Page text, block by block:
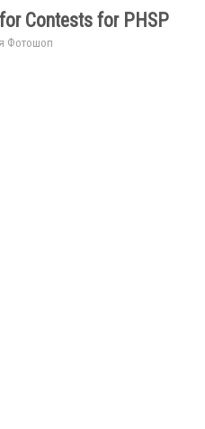
Contests for PHSP
Фотошоп